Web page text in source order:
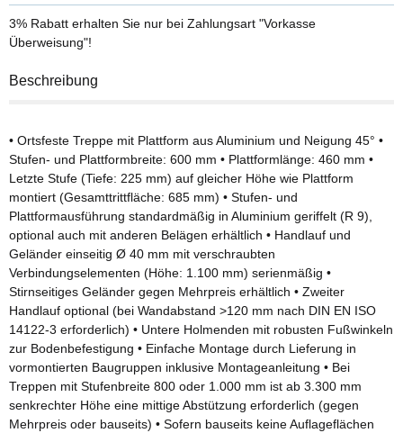
3% Rabatt erhalten Sie nur bei Zahlungsart "Vorkasse
Überweisung"!
Beschreibung
• Ortsfeste Treppe mit Plattform aus Aluminium und Neigung 45° •
Stufen- und Plattformbreite: 600 mm • Plattformlänge: 460 mm •
Letzte Stufe (Tiefe: 225 mm) auf gleicher Höhe wie Plattform
montiert (Gesamttrittfläche: 685 mm) • Stufen- und
Plattformausführung standardmäßig in Aluminium geriffelt (R 9),
optional auch mit anderen Belägen erhältlich • Handlauf und
Geländer einseitig Ø 40 mm mit verschraubten
Verbindungselementen (Höhe: 1.100 mm) serienmäßig •
Stirnseitiges Geländer gegen Mehrpreis erhältlich • Zweiter
Handlauf optional (bei Wandabstand >120 mm nach DIN EN ISO
14122-3 erforderlich) • Untere Holmenden mit robusten Fußwinkeln
zur Bodenbefestigung • Einfache Montage durch Lieferung in
vormontierten Baugruppen inklusive Montageanleitung • Bei
Treppen mit Stufenbreite 800 oder 1.000 mm ist ab 3.300 mm
senkrechter Höhe eine mittige Abstützung erforderlich (gegen
Mehrpreis oder bauseits) • Sofern bauseits keine Auflageflächen